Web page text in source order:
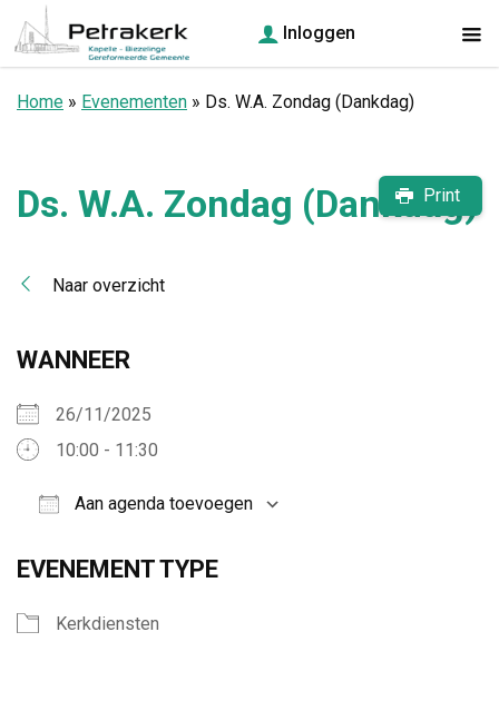
Inloggen
Home » Evenementen » Ds. W.A. Zondag (Dankdag)
Ds. W.A. Zondag (Dankdag)
Print
Naar overzicht
WANNEER
26/11/2025
10:00 - 11:30
Aan agenda toevoegen
EVENEMENT TYPE
Kerkdiensten